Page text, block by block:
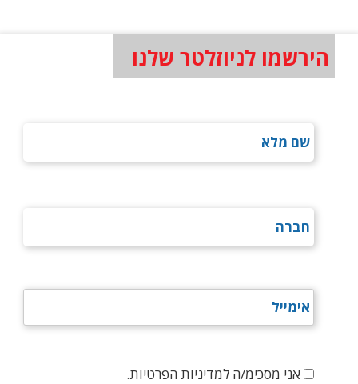
הירשמו לניוזלטר שלנו
אני מסכימ/ה למדיניות הפרטיות.